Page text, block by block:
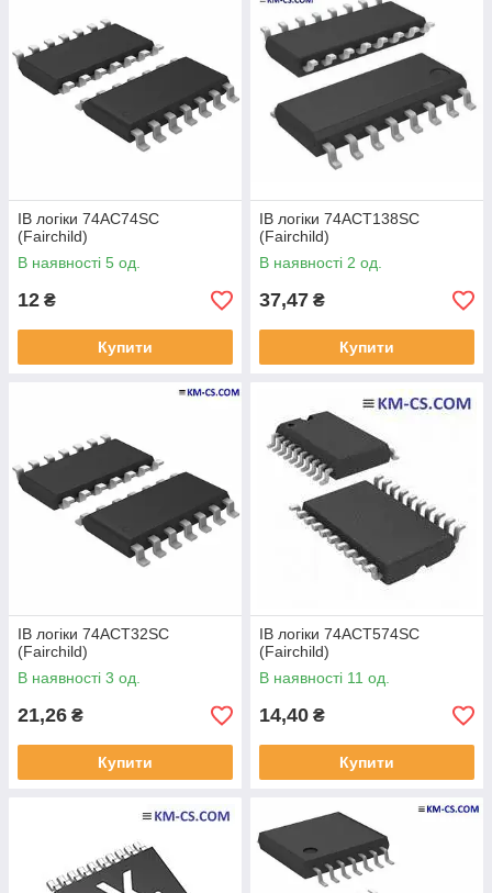
ІВ логіки 74AC74SC
(Fairchild)
В наявності 5 од.
12 ₴
Купити
ІВ логіки 74ACT138SC
(Fairchild)
В наявності 2 од.
37,47 ₴
Купити
ІВ логіки 74ACT32SC
(Fairchild)
В наявності 3 од.
21,26 ₴
Купити
ІВ логіки 74ACT574SC
(Fairchild)
В наявності 11 од.
14,40 ₴
Купити